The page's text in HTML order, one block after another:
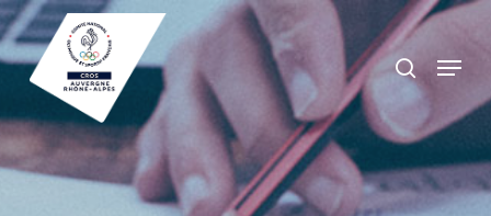
Skip
to
main
content
Menu
Close